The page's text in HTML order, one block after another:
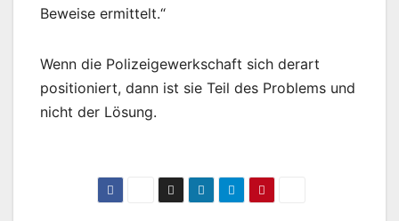
Beweise ermittelt.“
Wenn die Polizeigewerkschaft sich derart
positioniert, dann ist sie Teil des Problems und
nicht der Lösung.